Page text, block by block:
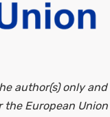
author(s) only and
the European Union